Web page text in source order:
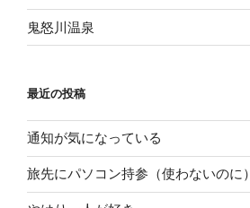
鬼怒川温泉
最近の投稿
通知が気になっている
旅先にパソコン持参（使わないのに）